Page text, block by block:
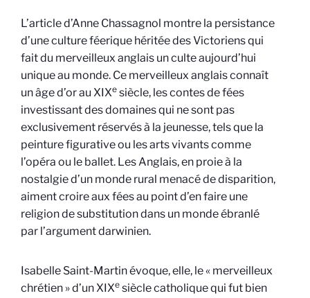
L’article d’Anne Chassagnol montre la persistance
d’une culture féerique héritée des Victoriens qui
fait du merveilleux anglais un culte aujourd’hui
unique au monde. Ce merveilleux anglais connaît
un âge d’or au XIXe siècle, les contes de fées
investissant des domaines qui ne sont pas
exclusivement réservés à la jeunesse, tels que la
peinture figurative ou les arts vivants comme
l’opéra ou le ballet. Les Anglais, en proie à la
nostalgie d’un monde rural menacé de disparition,
aiment croire aux fées au point d’en faire une
religion de substitution dans un monde ébranlé
par l’argument darwinien.
Isabelle Saint-Martin évoque, elle, le « merveilleux
chrétien » d’un XIXe siècle catholique qui fut bien